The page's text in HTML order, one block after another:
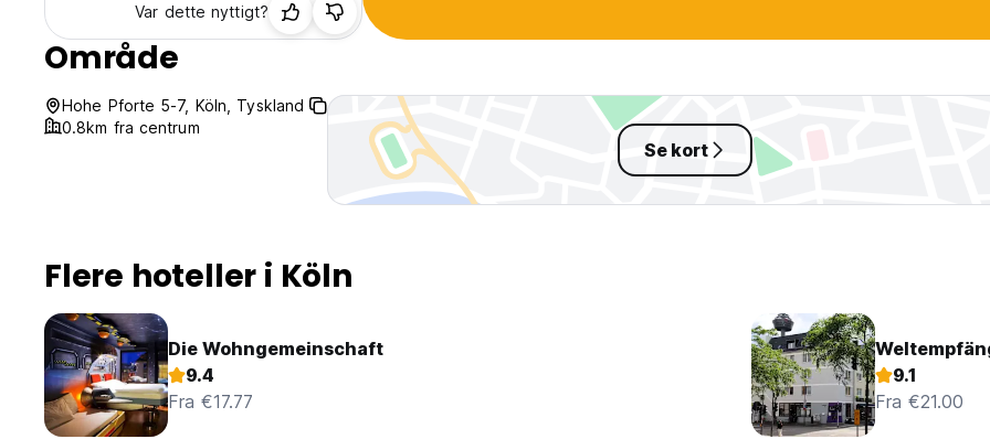
Var dette nyttigt?
Område
Hohe Pforte 5-7, Köln, Tyskland
0.8km fra centrum
Se kort
Flere hoteller i Köln
Die Wohngemeinschaft
9.4
Fra €17.77
9.1
Fra €21.00